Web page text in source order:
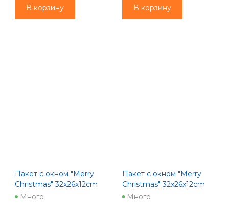
В корзину В корзину
Пакет с окном "Merry
Christmas" 32x26x12cm
зеленый
Много
Пакет с окном "Merry
Christmas" 32x26x12cm
красный
Много